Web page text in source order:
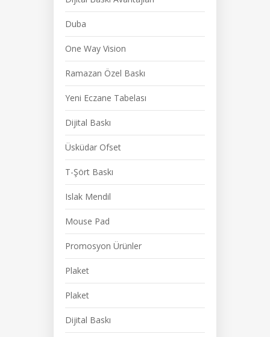
Duba
One Way Vision
Ramazan Özel Baskı
Yeni Eczane Tabelası
Dijital Baskı
Üsküdar Ofset
T-Şört Baskı
Islak Mendil
Mouse Pad
Promosyon Ürünler
Plaket
Plaket
Dijital Baskı